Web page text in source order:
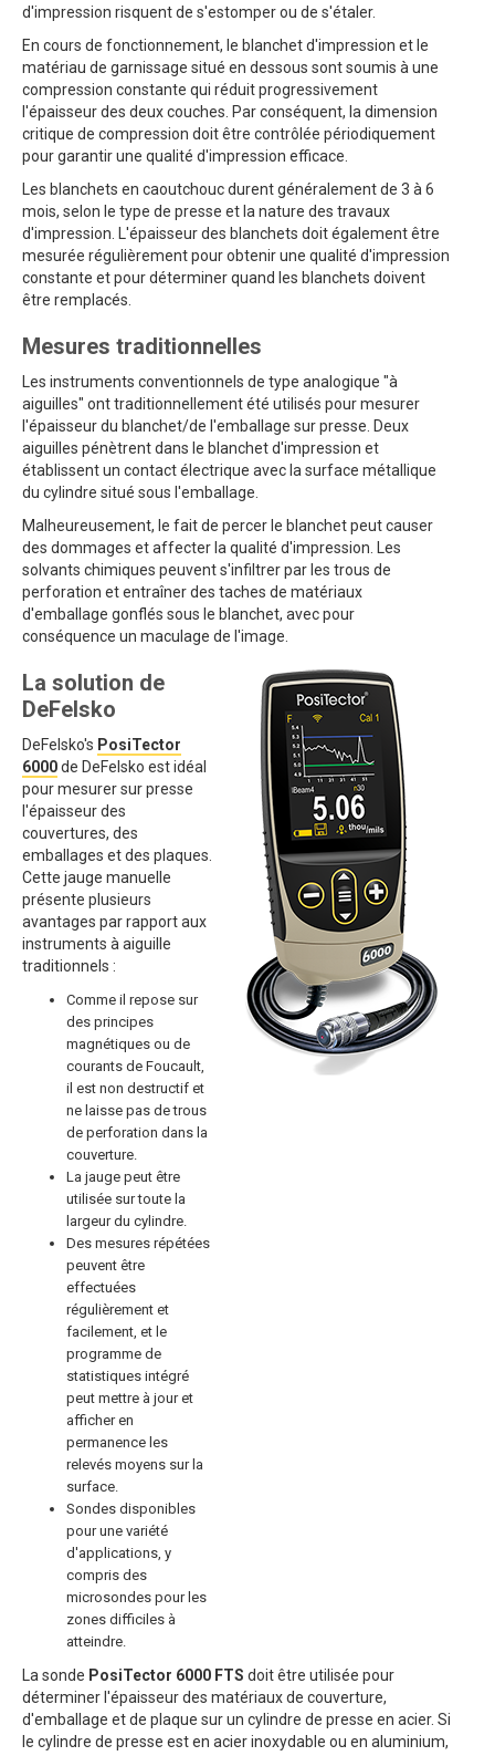
d'impression risquent de s'estomper ou de s'étaler.
En cours de fonctionnement, le blanchet d'impression et le
matériau de garnissage situé en dessous sont soumis à une
compression constante qui réduit progressivement
l'épaisseur des deux couches. Par conséquent, la dimension
critique de compression doit être contrôlée périodiquement
pour garantir une qualité d'impression efficace.
Les blanchets en caoutchouc durent généralement de 3 à 6
mois, selon le type de presse et la nature des travaux
d'impression. L'épaisseur des blanchets doit également être
mesurée régulièrement pour obtenir une qualité d'impression
constante et pour déterminer quand les blanchets doivent
être remplacés.
Mesures traditionnelles
Les instruments conventionnels de type analogique "à
aiguilles" ont traditionnellement été utilisés pour mesurer
l'épaisseur du blanchet/de l'emballage sur presse. Deux
aiguilles pénètrent dans le blanchet d'impression et
établissent un contact électrique avec la surface métallique
du cylindre situé sous l'emballage.
Malheureusement, le fait de percer le blanchet peut causer
des dommages et affecter la qualité d'impression. Les
solvants chimiques peuvent s'infiltrer par les trous de
perforation et entraîner des taches de matériaux
d'emballage gonflés sous le blanchet, avec pour
conséquence un maculage de l'image.
La solution de
DeFelsko
DeFelsko's PosiTector
6000de DeFelsko est idéal
pour mesurer sur presse
l'épaisseur des
couvertures, des
emballages et des plaques.
Cette jauge manuelle
présente plusieurs
avantages par rapport aux
instruments à aiguille
traditionnels :
Comme il repose sur
des principes
magnétiques ou de
courants de Foucault,
il est non destructif et
ne laisse pas de trous
de perforation dans la
couverture.
La jauge peut être
utilisée sur toute la
largeur du cylindre.
Des mesures répétées
peuvent être
effectuées
régulièrement et
facilement, et le
programme de
statistiques intégré
peut mettre à jour et
afficher en
permanence les
relevés moyens sur la
surface.
Sondes disponibles
pour une variété
d'applications, y
compris des
microsondes pour les
zones difficiles à
atteindre.
La sonde PosiTector 6000 FTS doit être utilisée pour
déterminer l'épaisseur des matériaux de couverture,
d'emballage et de plaque sur un cylindre de presse en acier. Si
le cylindre de presse est en acier inoxydable ou en aluminium,